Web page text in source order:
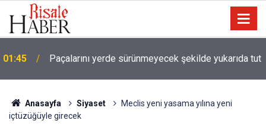
01:45 Paçalarını yerde sürünmeyecek şekilde yukarıda tut
Anasayfa Siyaset
Meclis yeni yasama yılına yeni
içtüzüğüyle girecek